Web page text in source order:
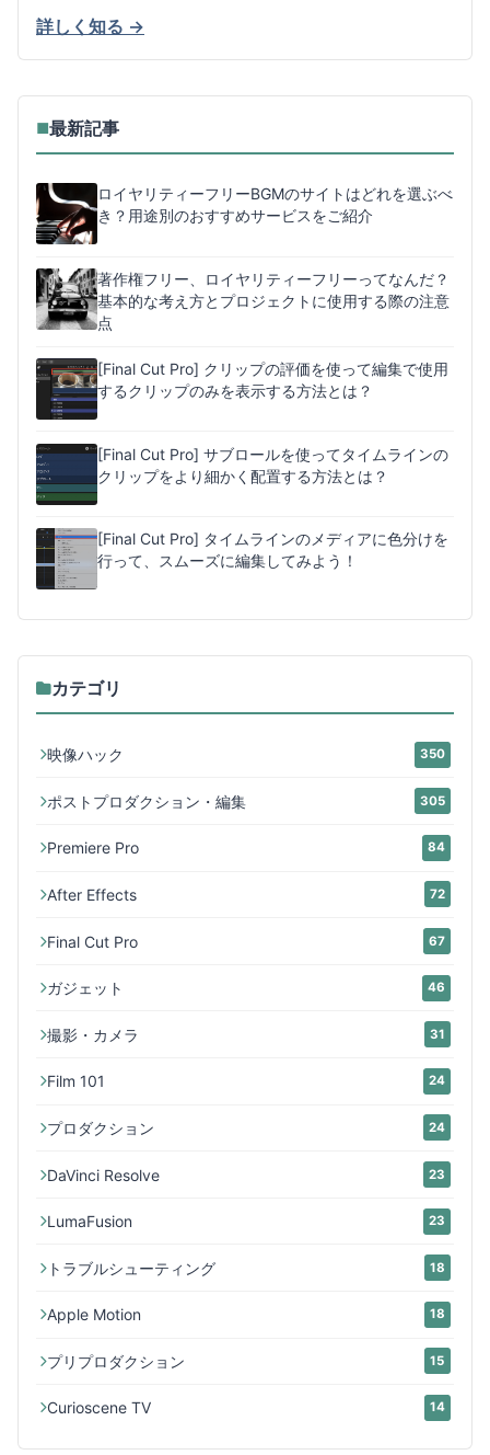
詳しく知る →
■最新記事
ロイヤリティーフリーBGMのサイトはどれを選ぶべ
き？用途別のおすすめサービスをご紹介
著作権フリー、ロイヤリティーフリーってなんだ？
基本的な考え方とプロジェクトに使用する際の注意
点
[Final Cut Pro] クリップの評価を使って編集で使用
するクリップのみを表示する方法とは？
[Final Cut Pro] サブロールを使ってタイムラインの
クリップをより細かく配置する方法とは？
[Final Cut Pro] タイムラインのメディアに色分けを
行って、スムーズに編集してみよう！
カテゴリ
映像ハック 350
ポストプロダクション・編集 305
Premiere Pro 84
After Effects 72
Final Cut Pro 67
ガジェット 46
撮影・カメラ 31
Film 101 24
プロダクション 24
DaVinci Resolve 23
LumaFusion 23
トラブルシューティング 18
Apple Motion 18
プリプロダクション 15
Curioscene TV 14